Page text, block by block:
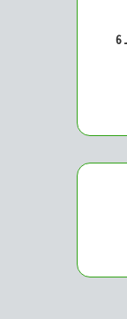
بالأسماء..جوميز يستعين بــ 6